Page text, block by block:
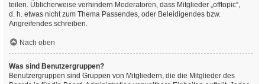
teilen. Üblicherweise verhindern Moderatoren, dass Mitglieder „offtopic“,
d. h. etwas nicht zum Thema Passendes, oder Beleidigendes bzw.
Angreifendes schreiben.
Nach oben
Was sind Benutzergruppen?
Benutzergruppen sind Gruppen von Mitgliedern, die die Mitglieder des